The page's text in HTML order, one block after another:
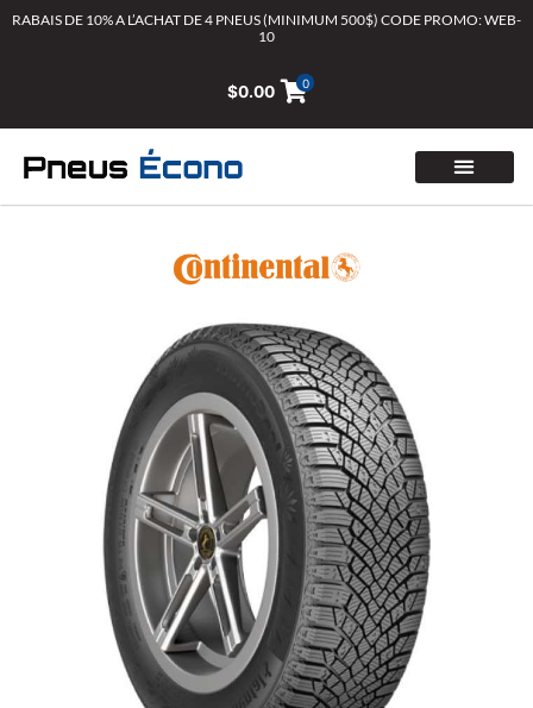
AllerRABAIS DE 10% A L’ACHAT DE 4 PNEUS (MINIMUM 500$) CODE PROMO: WEB-
10
$0.00 0